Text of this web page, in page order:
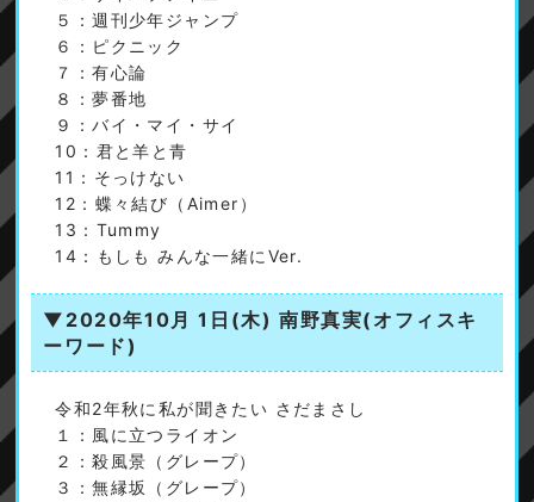
５：週刊少年ジャンプ
６：ピクニック
７：有心論
８：夢番地
９：バイ・マイ・サイ
10：君と羊と青
11：そっけない
12：蝶々結び（Aimer）
13：Tummy
14：もしも みんな一緒にVer.
▼2020年10月 1日(木) 南野真実(オフィスキ
ーワード)
令和2年秋に私が聞きたい さだまさし
１：風に立つライオン
２：殺風景（グレープ）
３：無縁坂（グレープ）